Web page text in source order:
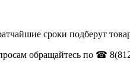
сроки подберут
обращайтесь по ☎